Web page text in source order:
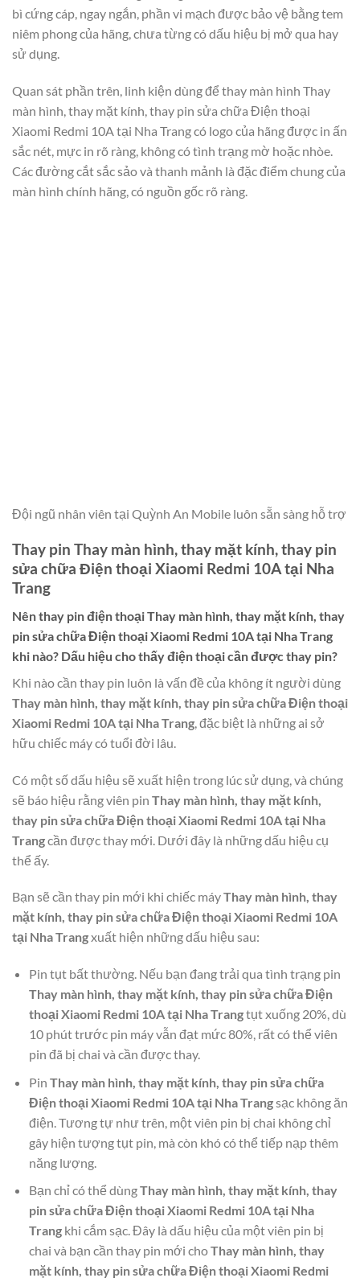
bì cứng cáp, ngay ngắn, phần vi mạch được bảo vệ bằng tem
niêm phong của hãng, chưa từng có dấu hiệu bị mở qua hay
sử dụng.
Quan sát phần trên, linh kiện dùng để thay màn hình Thay
màn hình, thay mặt kính, thay pin sửa chữa Điện thoại
Xiaomi Redmi 10A tại Nha Trang có logo của hãng được in ấn
sắc nét, mực in rõ ràng, không có tình trạng mờ hoặc nhòe.
Các đường cắt sắc sảo và thanh mảnh là đặc điểm chung của
màn hình chính hãng, có nguồn gốc rõ ràng.
Đội ngũ nhân viên tại Quỳnh An Mobile luôn sẵn sàng hỗ trợ
Thay pin Thay màn hình, thay mặt kính, thay pin
sửa chữa Điện thoại Xiaomi Redmi 10A tại Nha
Trang
Nên thay pin điện thoạiThay màn hình, thay mặt kính, thay
pin sửa chữa Điện thoại Xiaomi Redmi 10A tại Nha Trang
khi nào? Dấu hiệu cho thấy điện thoại cần được thay pin?
Khi nào cần thay pin luôn là vấn đề của không ít người dùng
Thay màn hình, thay mặt kính, thay pin sửa chữa Điện thoại
Xiaomi Redmi 10A tại Nha Trang, đặc biệt là những ai sở
hữu chiếc máy có tuổi đời lâu.
Có một số dấu hiệu sẽ xuất hiện trong lúc sử dụng, và chúng
sẽ báo hiệu rằng viên pin Thay màn hình, thay mặt kính,
thay pin sửa chữa Điện thoại Xiaomi Redmi 10A tại Nha
Trangcần được thay mới. Dưới đây là những dấu hiệu cụ
thể ấy.
Bạn sẽ cần thay pin mới khi chiếc máyThay màn hình, thay
mặt kính, thay pin sửa chữa Điện thoại Xiaomi Redmi 10A
tại Nha Trangxuất hiện những dấu hiệu sau:
Pin tụt bất thường. Nếu bạn đang trải qua tình trạng pin
Thay màn hình, thay mặt kính, thay pin sửa chữa Điện
thoại Xiaomi Redmi 10A tại Nha Trangtụt xuống 20%, dù
10 phút trước pin máy vẫn đạt mức 80%, rất có thể viên
pin đã bị chai và cần được thay.
Pin Thay màn hình, thay mặt kính, thay pin sửa chữa
Điện thoại Xiaomi Redmi 10A tại Nha Trangsạc không ăn
điện. Tương tự như trên, một viên pin bị chai không chỉ
gây hiện tượng tụt pin, mà còn khó có thể tiếp nạp thêm
năng lượng.
Bạn chỉ có thể dùngThay màn hình, thay mặt kính, thay
pin sửa chữa Điện thoại Xiaomi Redmi 10A tại Nha
Trangkhi cắm sạc. Đây là dấu hiệu của một viên pin bị
chai và bạn cần thay pin mới choThay màn hình, thay
mặt kính, thay pin sửa chữa Điện thoại Xiaomi Redmi